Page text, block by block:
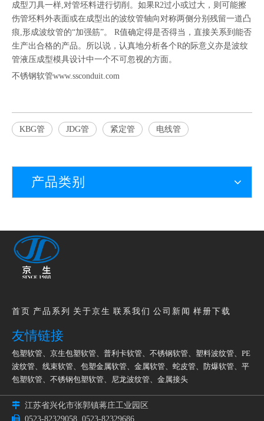
成型刀具一样,对管坯料进行切削。如果R2过小或过大，则可能擦
伤管坯料外表面或在成型出的波纹管轴向对称两侧分别残留一道凸
痕,形成波纹管的“加强筋”。 R值确定得是否得当，直接关系到能否
生产出合格的产品。所以说，认真地分析各个R的际意义亦是波纹
管液压成型模具设计中一个不可忽视的方面。
不锈钢软管www.ssconduit.com
KBG管 JDG管 紧定管 电线管
产品类别
首页 产品系列 关于京生 联系我们 公司新闻 样册下载
友情链接
包塑软管、 京生包塑软管、 普利卡软管、 不锈钢软管、 塑料波纹管、 PE
波纹管、 线束软管、 包塑金属软管、 金属软管、 蛇皮管、 防爆软管、 平
包塑软管、 不锈钢包塑软管、 尼龙波纹管、 金属接头
 江苏省兴化市张郭镇蒋庄工业园区
 0523-82329058 0523-82329686